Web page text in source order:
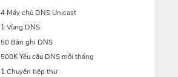
4 Máy chủ DNS Unicast
1 Vùng DNS
50 Bản ghi DNS
500KYêu cầu DNS mỗi tháng
1 Chuyển tiếp thư